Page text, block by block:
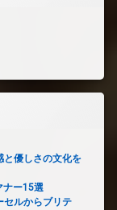
と優しさの文化を
ナー15選
セルからブリテ